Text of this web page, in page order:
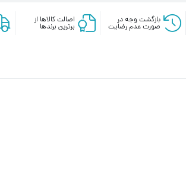
بازگشت وجه در
صورت عدم رضایت
اصالت کالاها از
برترین برندها